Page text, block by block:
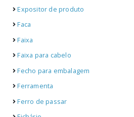
Expositor de produto
Faca
Faixa
Faixa para cabelo
Fecho para embalagem
Ferramenta
Ferro de passar